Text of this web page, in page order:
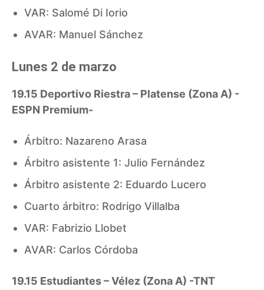
VAR: Salomé Di Iorio
AVAR: Manuel Sánchez
Lunes 2 de marzo
19.15 Deportivo Riestra – Platense (Zona A) -
ESPN Premium-
Árbitro: Nazareno Arasa
Árbitro asistente 1: Julio Fernández
Árbitro asistente 2: Eduardo Lucero
Cuarto árbitro: Rodrigo Villalba
VAR: Fabrizio Llobet
AVAR: Carlos Córdoba
19.15 Estudiantes – Vélez (Zona A) -TNT